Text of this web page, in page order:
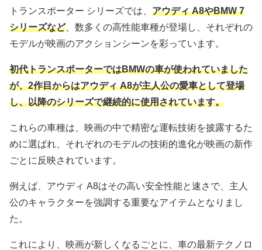
トランスポーター シリーズでは、 アウディ A8やBMW 7
シリーズなど、数多くの高性能車種が登場し、それぞれの
モデルが映画のアクションシーンを彩っています。
初代トランスポーターではBMWの車が使われていました
が、2作目からはアウディ A8が主人公の愛車として登場
し、以降のシリーズで継続的に使用されています。
これらの車種は、映画の中で精密な運転技術を披露するた
めに選ばれ、それぞれのモデルの技術的進化が映画の新作
ごとに反映されています。
例えば、アウディ A8はその高い安全性能と速さで、主人
公のキャラクターを強調する重要なアイテムとなりまし
た。
これにより、映画が新しくなるごとに、車の最新テクノロ